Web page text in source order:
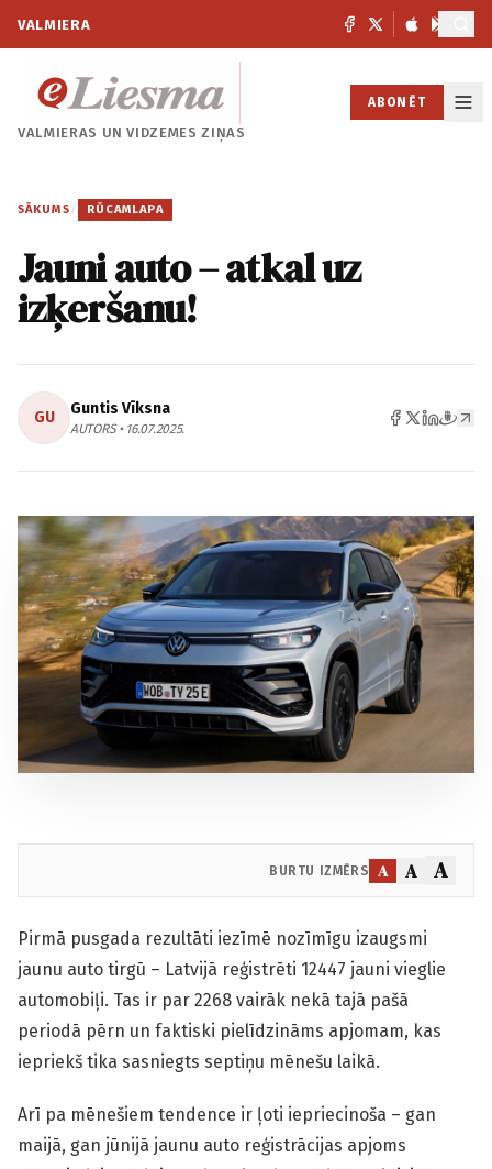
VALMIERA
VALMIERAS UNVIDZEMES ZIŅAS
ABONĒT
SĀKUMS / RŪCAMLAPA
Jauni auto – atkal uz
izķeršanu!
GU Guntis Vīksna
AUTORS • 16.07.2025.
BURTU IZMĒRS A A A
Pirmā pusgada rezultāti iezīmē nozīmīgu izaugsmi
jaunu auto tirgū – Latvijā reģistrēti 12447 jauni vieglie
automobiļi. Tas ir par 2268 vairāk nekā tajā pašā
periodā pērn un faktiski pielīdzināms apjomam, kas
iepriekš tika sasniegts septiņu mēnešu laikā.
Arī pa mēnešiem tendence ir ļoti iepriecinoša – gan
maijā, gan jūnijā jaunu auto reģistrācijas apjoms